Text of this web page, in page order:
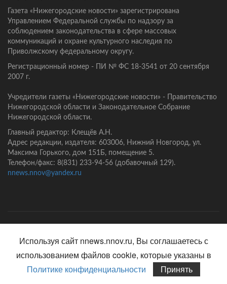
Газета «Нижегородские новости» зарегистрирована
Управлением Федеральной службы по надзору за
соблюдением законодательства в сфере массовых
коммуникаций и охране культурного наследия по
Приволжскому федеральному округу.
Регистрационный номер - ПИ № ФС 18-3541 от 20 сентября
2007 г.
Учредители газеты «Нижегородские новости» - Правительство
Нижегородской области и Законодательное Собрание
Нижегородской области.
Главный редактор: Клещёв А.Н.
Адрес редакции, издателя: 603006, Нижний Новгород, ул.
Максима Горького, дом 151Б, помещение 5.
Телефон/факс: 8(831) 233-94-56 (добавочный 129).
nnews.nnov@yandex.ru
Используя сайт nnews.nnov.ru, Вы соглашаетесь с
использованием файлов cookie, которые указаны в
Политике конфиденциальности
Принять